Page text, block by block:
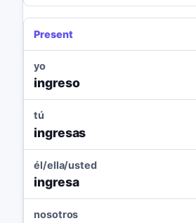
Present
yo
ingreso
tú
ingresas
él/ella/usted
ingresa
nosotros